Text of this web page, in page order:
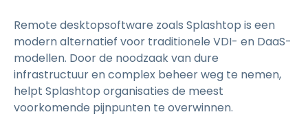
Remote desktopsoftware zoals Splashtop is een
modern alternatief voor traditionele VDI- en DaaS-
modellen. Door de noodzaak van dure
infrastructuur en complex beheer weg te nemen,
helpt Splashtop organisaties de meest
voorkomende pijnpunten te overwinnen.